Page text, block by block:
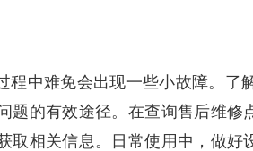
程中难免会出现一些小故障。了
题的有效途径。在查询售后维修
取相关信息。日常使用中，做好